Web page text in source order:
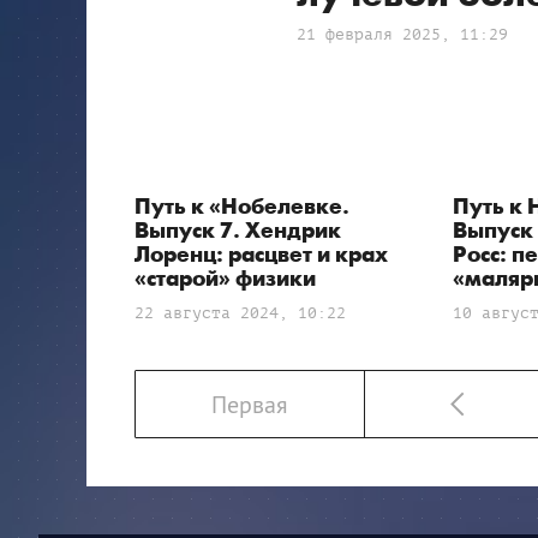
21 февраля 2025, 11:29
Путь к «Нобелевке.
Выпуск 7. Хендрик
Лоренц: расцвет и крах
«старой» физики
22 августа 2024, 10:22
Путь к
Росс:
10
Первая